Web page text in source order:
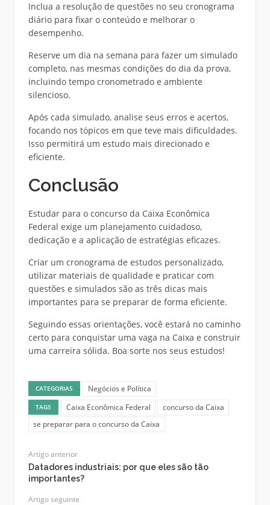
Inclua a resolução de questões no seu cronograma
diário para fixar o conteúdo e melhorar o
desempenho.
Reserve um dia na semana para fazer um simulado
completo, nas mesmas condições do dia da prova,
incluindo tempo cronometrado e ambiente
silencioso.
Após cada simulado, analise seus erros e acertos,
focando nos tópicos em que teve mais dificuldades.
Isso permitirá um estudo mais direcionado e
eficiente.
Conclusão
Estudar para o concurso da Caixa Econômica
Federal exige um planejamento cuidadoso,
dedicação e a aplicação de estratégias eficazes.
Criar um cronograma de estudos personalizado,
utilizar materiais de qualidade e praticar com
questões e simulados são as três dicas mais
importantes para se preparar de forma eficiente.
Seguindo essas orientações, você estará no caminho
certo para conquistar uma vaga na Caixa e construir
uma carreira sólida. Boa sorte nos seus estudos!
CATEGORIAS Negócios e Política
TAGS Caixa Econômica Federal
concurso da Caixa
se preparar para o concurso da Caixa
Artigo anterior
Datadores industriais: por que eles são tão
importantes?
Artigo seguinte